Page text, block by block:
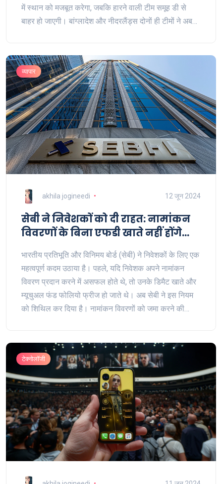
में स्थान को मजबूत करेगा, जबकि हारने वाली टीम समूह डी से
बाहर हो जाएगी। बांग्लादेश और नीदरलैंड्स दोनों ही टीमों ने अब
व्यापार
akhila jogineedi 12 जून 2024
सेबी ने निवेशकों को दी राहत: नामांकन
विवरणों के बिना एफडी खाते नहीं होंगे
भारतीय प्रतिभूति और विनिमय बोर्ड (सेबी) ने निवेशकों के लिए एक
महत्वपूर्ण कदम उठाया है। पहले, यदि निवेशक अपने नामांकन
विवरण प्रदान करने में असफल होते थे, तो उनके डिमैट खाते और
म्यूचुअल फंड फोलियो फ्रीज हो जाते थे। अब सेबी ने इस नियम
को शिथिल कर दिया है। नामांकन विवरणों को जमा करने की
टेक्नोलॉजी